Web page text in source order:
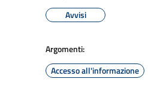
Avvisi
Argomenti:
Accesso all'informazione